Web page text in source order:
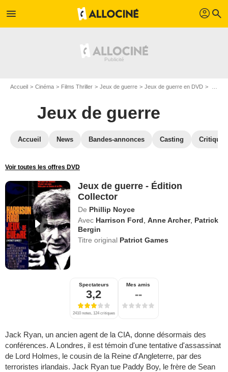
menu profil search
Accueil Cinéma Films Thriller Jeux de guerre Jeux de guerre en DVD
Jeux de guerre
Accueil News Bandes-annonces Casting
Voir toutes les offres DVD
Jeux de guerre - Édition
Collector
De Phillip Noyce
Avec Harrison Ford ,Anne Archer, Patrick
Bergin
Titre original Patriot Games
Spectateurs
3,2
2410 notes, 124 critiques
Mes amis
--
Jack Ryan, un ancien agent de la CIA, donne désormais des
conférences. A Londres, il est témoin d'une tentative d'assassinat
de Lord Holmes, le cousin de la Reine d'Angleterre, par des
terroristes irlandais. Jack Ryan tue Paddy Boy, le frère de Sean